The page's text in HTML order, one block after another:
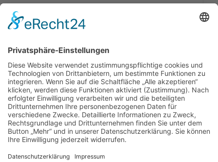
Zeit
15:00
Kindermette in der Pfarrkirche Bissingen
Abgabe der Kinderopfers